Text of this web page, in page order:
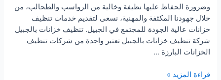
وضرورة الحفاظ عليها نظيفة وخالية من الرواسب والطحالب، من
خلال جهودنا المكثفة والمهنية، نسعى لتقديم خدمات تنظيف
خزانات عالية الجودة للمجتمع في الجبيل. تنظيف خزانات بالجبيل
شركة تنظيف خزانات بالجبيل تعتبر واحدة من شركات تنظيف
الخزانات البارزة …
شركة
قراءة المزيد »